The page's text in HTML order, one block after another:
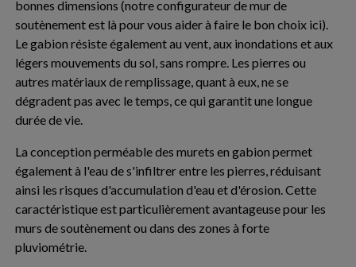
bonnes dimensions (notre configurateur de mur de
soutènement est là pour vous aider à faire le bon choix ici).
Le gabion résiste également au vent, aux inondations et aux
légers mouvements du sol, sans rompre. Les pierres ou
autres matériaux de remplissage, quant à eux, ne se
dégradent pas avec le temps, ce qui garantit une longue
durée de vie.
La conception perméable des murets en gabion permet
également à l'eau de s'infiltrer entre les pierres, réduisant
ainsi les risques d'accumulation d'eau et d'érosion. Cette
caractéristique est particulièrement avantageuse pour les
murs de soutènement ou dans des zones à forte
pluviométrie.